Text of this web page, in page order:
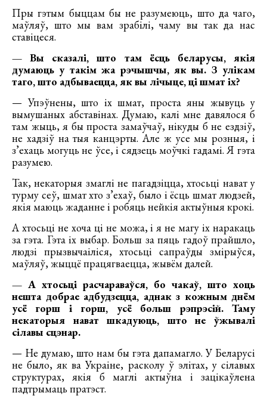
Пры гэтым быццам бы не разумеюць, што да чаго,
маўляў, што мы вам зрабілі, чаму вы так да нас
ставіцеся.
— Вы сказалі, што там ёсць беларусы, якія
думаюць у такім жа рэчышчы, як вы. З улікам
таго, што адбываецца, як вы лічыце, ці шмат іх?
— Упэўнены, што іх шмат, проста яны жывуць у
вымушаных абставінах. Думаю, калі мне давялося б
там жыць, я бы проста замаўчаў, нікуды б не ездзіў,
не хадзіў на тыя канцэрты. Але ж усе мы розныя, і
з’ехаць могуць не ўсе, і сядзець моўчкі гадамі. Я гэта
разумею.
Так, некаторыя змаглі не пагадзіцца, хтосьці нават у
турму сеў, шмат хто з’ехаў, было і ёсць шмат людзей,
якія маюць жаданне і робяць нейкія актыўныя крокі.
А хтосьці не хоча ці не можа, і я не магу іх наракаць
за гэта. Гэта іх выбар. Больш за пяць гадоў прайшло,
людзі прызвычаіліся, хтосьці сапраўды змірыўся,
маўляў, жыццё працягваецца, жывём далей.
— А хтосьці расчараваўся, бо чакаў, што хоць
нешта добрае адбудзецца, аднак з кожным днём
усё горш і горш, усё больш рэпрэсій. Таму
некаторыя нават шкадуюць, што не ўжывалі
сілавы сцэнар.
— Не думаю, што нам бы гэта дапамагло. У Беларусі
не было, як ва Украіне, расколу ў элітах, у сілавых
структурах, якія б маглі актыўна і зацікаўлена
падтрымаць пратэст.